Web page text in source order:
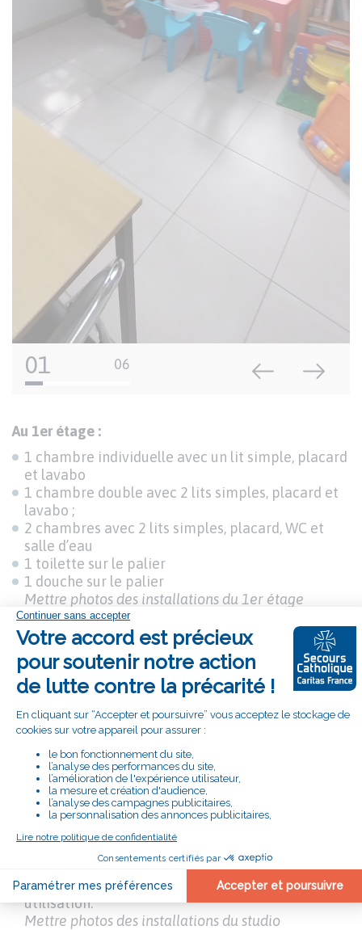
01 06
Texte
Au 1er étage :
1 chambre individuelle avec un lit simple, placard
et lavabo
1 chambre double avec 2 lits simples, placard et
lavabo ;
2 chambres avec 2 lits simples, placard, WC et
salle d’eau
1 toilette sur le palier
1 douche sur le palier
Mettre photos des installations du 1er étage
Texte
Au 2ème étage :
1 chambre individuelle avec un lit simple, placard
et lavabo
3 chambres double avec 2 lits simples, placard et
lavabo
1 toilette sur le palier
Mettre photos des installations du 2ème étage
Sur le côté de la maison :
Un studio indépendant avec lit double, salle d’eau
et kitchenette. Avec une entrée à part possible ou
un accès à la maison en fonction de son
utilisation.
Mettre photos des installations du studio